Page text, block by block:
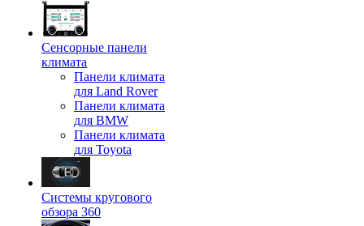
Сенсорные панели
климата
Панели климата
для Land Rover
Панели климата
для BMW
Панели климата
для Toyota
Системы кругового
обзора 360